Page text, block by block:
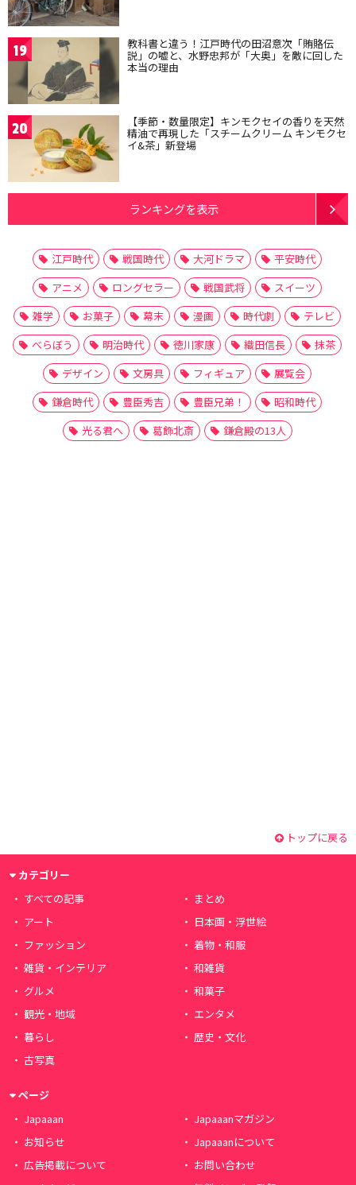
19 教科書と違う！江戸時代の田沼意次「賄賂伝
説」の嘘と、水野忠邦が「大奥」を敵に回した
本当の理由
20 【季節・数量限定】キンモクセイの香りを天然
精油で再現した「スチームクリーム キンモクセ
イ&茶」新登場
ランキングを表示
江戸時代 戦国時代 大河ドラマ
平安時代
アニメ
ロングセラー 戦国武将
スイーツ
雑学
お菓子 幕末 漫画 時代劇
テレビ
べらぼう
明治時代 徳川家康 織田信長
抹茶
デザイン
文房具 フィギュア
展覧会
鎌倉時代
豊臣秀吉 豊臣兄弟！
昭和時代
光る君へ
葛飾北斎 鎌倉殿の13人
トップに戻る
カテゴリー
すべての記事
まとめ
アート
日本画・浮世絵
ファッション
着物・和服
雑貨・インテリア
和雑貨
グルメ
和菓子
観光・地域
エンタメ
暮らし
歴史・文化
古写真
ページ
Japaaan
Japaaanマガジン
お知らせ
Japaaanについて
広告掲載について
お問い合わせ